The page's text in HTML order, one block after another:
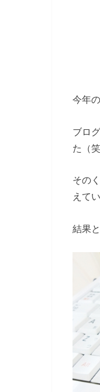
今年の
ブロ
た（笑
その
えて
結果